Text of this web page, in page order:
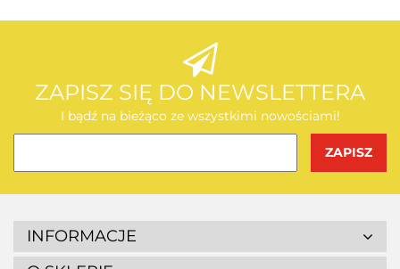
AEG
ZAPISZ SIĘ DO NEWSLETTERA
I bądź na bieżąco ze wszystkimi nowościami!
INFORMACJE